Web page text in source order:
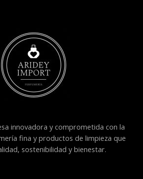
innovadora y comprometida con la
fina y productos de limpieza que
sostenibilidad y bienestar.